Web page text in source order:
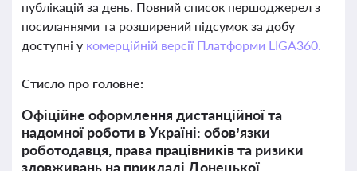
публікацій за день. Повний список першоджерел з
посиланнями та розширений підсумок за добу
доступні у комерційній версії Платформи LIGA360.
Стисло про головне:
Офіційне оформлення дистанційної та
надомної роботи в Україні: обов’язки
роботодавця, права працівників та ризики
зловживань на прикладі Донецької